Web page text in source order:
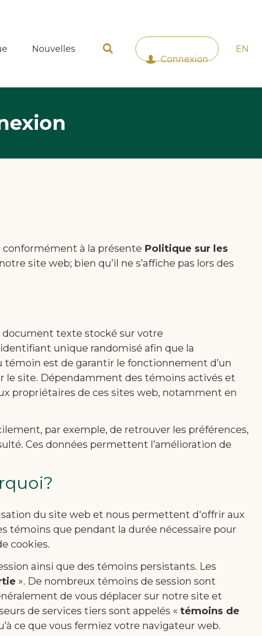
Nouvelles
Connexion
EN
à la présente Politique sur les
site web; bien qu’il ne s’affiche pas lors des
texte stocké sur votre
unique randomisé afin que la
témoin est de garantir le fonctionnement d’un
le site. Dépendamment des témoins activés et
propriétaires de ces sites web, notamment en
par exemple, de retrouver les préférences,
Ces données permettent l’amélioration de
du site web et nous permettent d'offrir aux
témoins que pendant la durée nécessaire pour
cookies.
ainsi que des témoins persistants. Les
». De nombreux témoins de session sont
de vous déplacer sur notre site et
de services tiers sont appelés « témoins de
ce que vous fermiez votre navigateur web.